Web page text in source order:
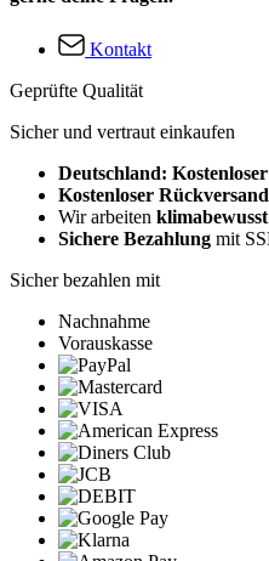
Kontakt
Geprüfte Qualität
Sicher und vertraut einkaufen
Deutschland:
Kostenloser Rückversand
Wir arbeiten klimabewusst
Sichere Bezahlung mit
Sicher bezahlen mit
Nachnahme
Vorauskasse